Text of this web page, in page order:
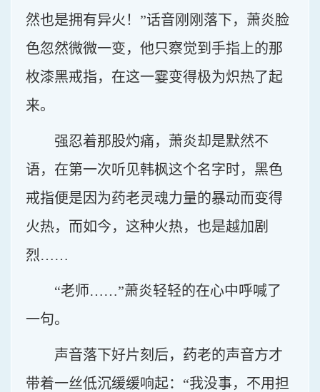
然也是拥有异火！”话音刚刚落下，萧炎脸
色忽然微微一变，他只察觉到手指上的那
枚漆黑戒指，在这一霎变得极为炽热了起
来。
强忍着那股灼痛，萧炎却是默然不
语，在第一次听见韩枫这个名字时，黑色
戒指便是因为药老灵魂力量的暴动而变得
火热，而如今，这种火热，也是越加剧
烈……
“老师……”萧炎轻轻的在心中呼喊了
一句。
声音落下好片刻后，药老的声音方才
带着一丝低沉缓缓响起：“我没事，不用担